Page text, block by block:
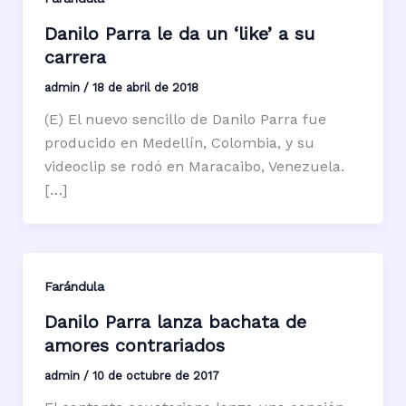
Danilo Parra le da un ‘like’ a su
carrera
admin / 18 de abril de 2018
(E) El nuevo sencillo de Danilo Parra fue
producido en Medellín, Colombia, y su
videoclip se rodó en Maracaibo, Venezuela.
[…]
Farándula
Danilo Parra lanza bachata de
amores contrariados
admin / 10 de octubre de 2017